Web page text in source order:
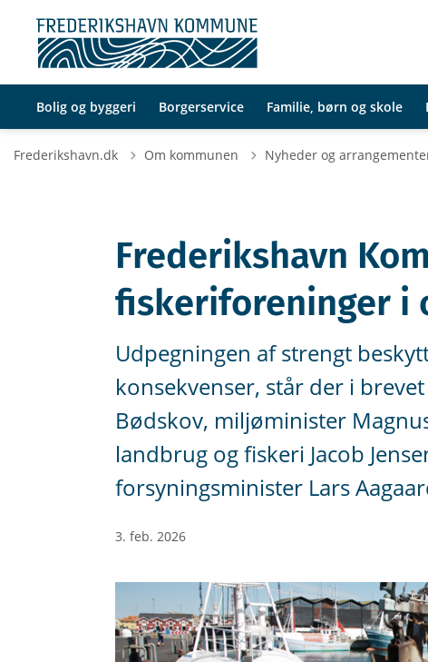
Bolig og byggeri Borgerservice Familie, børn og skole
Frederikshavn.dk Om kommunen Nyheder og
Frederikshavn
fiskeriforeninger i
Udpegningen af strengt
konsekvenser, står der i
Bødskov, miljøminister
landbrug og fiskeri Jacob
forsyningsminister Lars
3. feb. 2026